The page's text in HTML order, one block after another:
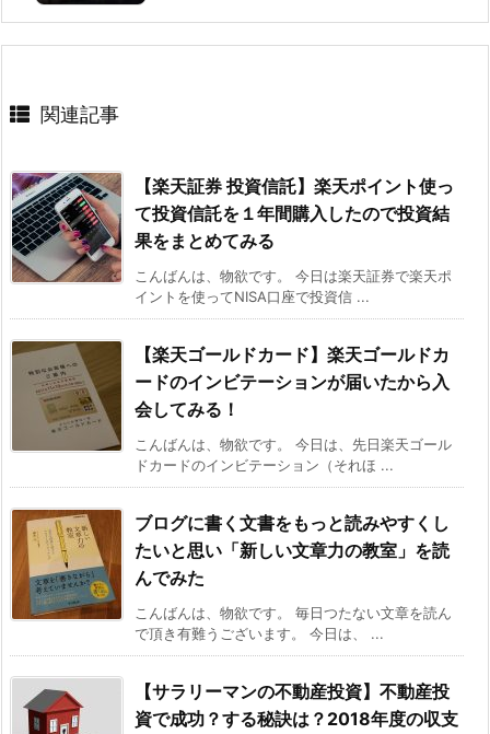
関連記事
【楽天証券 投資信託】楽天ポイント使っ
て投資信託を１年間購入したので投資結
果をまとめてみる
こんばんは、物欲です。 今日は楽天証券で楽天ポ
イントを使ってNISA口座で投資信 ...
【楽天ゴールドカード】楽天ゴールドカ
ードのインビテーションが届いたから入
会してみる！
こんばんは、物欲です。 今日は、先日楽天ゴール
ドカードのインビテーション（それほ ...
ブログに書く文書をもっと読みやすくし
たいと思い「新しい文章力の教室」を読
んでみた
こんばんは、物欲です。 毎日つたない文章を読ん
で頂き有難うございます。 今日は、 ...
【サラリーマンの不動産投資】不動産投
資で成功？する秘訣は？2018年度の収支